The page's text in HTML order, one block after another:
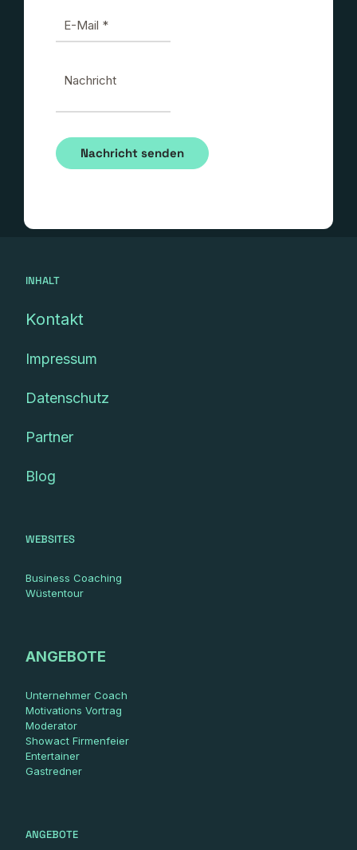
INHALT
Kontakt
Impressum
Datenschutz
Partner
Blog
WEBSITES
Business Coaching
Wüstentour
ANGEBOTE
Unternehmer Coach
Motivations Vortrag
Moderator
Showact Firmenfeier
Entertainer
Gastredner
ANGEBOTE